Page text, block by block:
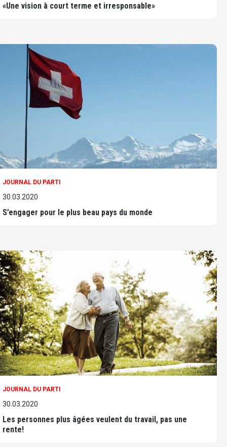
«Une vision à court terme et irresponsable»
JOURNAL DU PARTI
30.03.2020
S’engager pour le plus beau pays du monde
JOURNAL DU PARTI
30.03.2020
Les personnes plus âgées veulent du travail, pas une
rente!